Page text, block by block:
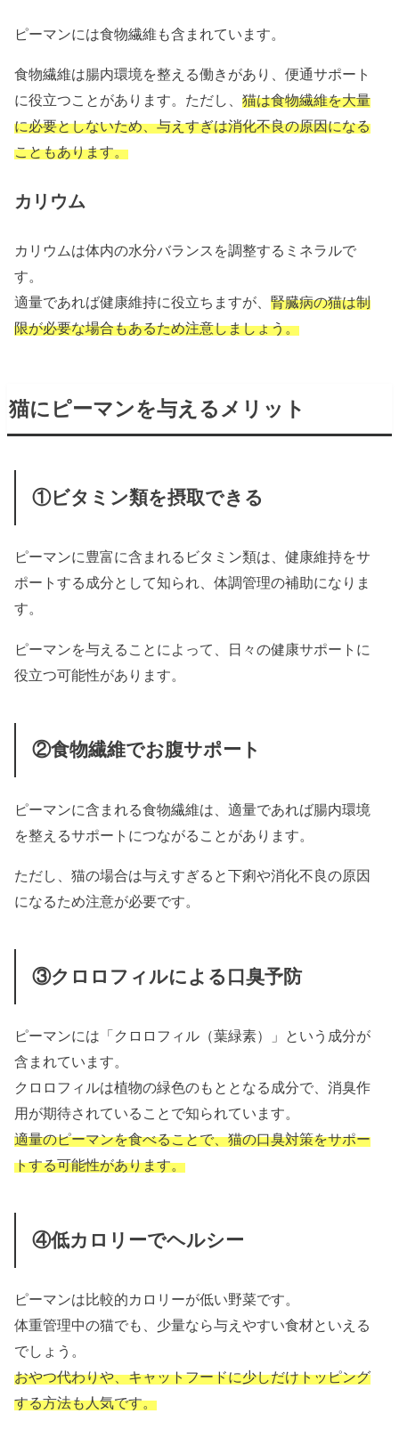
ピーマンには食物繊維も含まれています。
食物繊維は腸内環境を整える働きがあり、便通サポート
に役立つことがあります。ただし、猫は食物繊維を大量
に必要としないため、与えすぎは消化不良の原因になる
こともあります。
カリウム
カリウムは体内の水分バランスを調整するミネラルで
す。
適量であれば健康維持に役立ちますが、腎臓病の猫は制
限が必要な場合もあるため注意しましょう。
猫にピーマンを与えるメリット
①ビタミン類を摂取できる
ピーマンに豊富に含まれるビタミン類は、健康維持をサ
ポートする成分として知られ、体調管理の補助になりま
す。
ピーマンを与えることによって、日々の健康サポートに
役立つ可能性があります。
②食物繊維でお腹サポート
ピーマンに含まれる食物繊維は、適量であれば腸内環境
を整えるサポートにつながることがあります。
ただし、猫の場合は与えすぎると下痢や消化不良の原因
になるため注意が必要です。
③クロロフィルによる口臭予防
ピーマンには「クロロフィル（葉緑素）」という成分が
含まれています。
クロロフィルは植物の緑色のもととなる成分で、消臭作
用が期待されていることで知られています。
適量のピーマンを食べることで、猫の口臭対策をサポー
トする可能性があります。
④低カロリーでヘルシー
ピーマンは比較的カロリーが低い野菜です。
体重管理中の猫でも、少量なら与えやすい食材といえる
でしょう。
おやつ代わりや、キャットフードに少しだけトッピング
する方法も人気です。